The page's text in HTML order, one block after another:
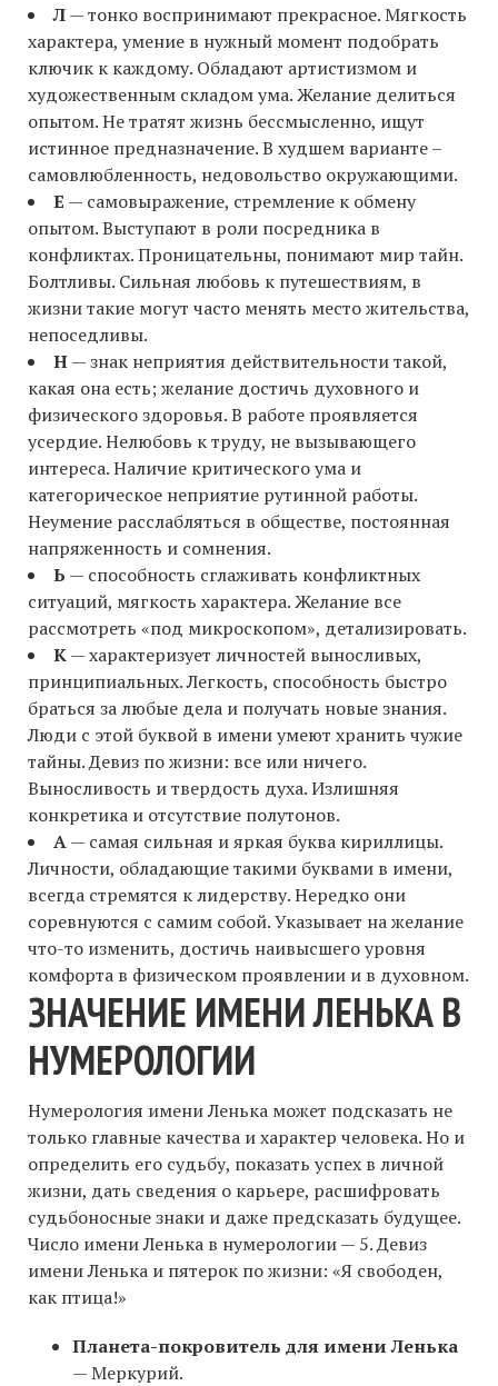
Л— тонко воспринимают прекрасное. Мягкость
характера, умение в нужный момент подобрать
ключик к каждому. Обладают артистизмом и
художественным складом ума. Желание делиться
опытом. Не тратят жизнь бессмысленно, ищут
истинное предназначение. В худшем варианте –
самовлюбленность, недовольство окружающими.
Е — самовыражение, стремление к обмену
опытом. Выступают в роли посредника в
конфликтах. Проницательны, понимают мир тайн.
Болтливы. Сильная любовь к путешествиям, в
жизни такие могут часто менять место жительства,
непоседливы.
Н— знак неприятия действительности такой,
какая она есть; желание достичь духовного и
физического здоровья. В работе проявляется
усердие. Нелюбовь к труду, не вызывающего
интереса. Наличие критического ума и
категорическое неприятие рутинной работы.
Неумение расслабляться в обществе, постоянная
напряженность и сомнения.
Ь — способность сглаживать конфликтных
ситуаций, мягкость характера. Желание все
рассмотреть «под микроскопом», детализировать.
К— характеризует личностей выносливых,
принципиальных. Легкость, способность быстро
браться за любые дела и получать новые знания.
Люди с этой буквой в имени умеют хранить чужие
тайны. Девиз по жизни: все или ничего.
Выносливость и твердость духа. Излишняя
конкретика и отсутствие полутонов.
А— самая сильная и яркая буква кириллицы.
Личности, обладающие такими буквами в имени,
всегда стремятся к лидерству. Нередко они
соревнуются с самим собой. Указывает на желание
что-то изменить, достичь наивысшего уровня
комфорта в физическом проявлении и в духовном.
ЗНАЧЕНИЕ ИМЕНИ ЛЕНЬКА В
НУМЕРОЛОГИИ
Нумерология имени Ленька может подсказать не
только главные качества и характер человека. Но и
определить его судьбу, показать успех в личной
жизни, дать сведения о карьере, расшифровать
судьбоносные знаки и даже предсказать будущее.
Число имени Ленька в нумерологии — 5. Девиз
имени Ленька и пятерок по жизни: «Я свободен,
как птица!»
Планета-покровитель для имени Ленька
— Меркурий.